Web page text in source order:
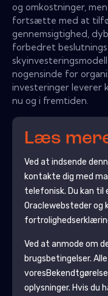
og omkostninger,
fortsætte med at
gennemsigtighed,
forbedret
nogensinde for
investeringer leverer
nu og i fremtiden.
Læs
Ved at indsende
kontakte dig med
telefonisk. Du kan til
Oraclewebsteder og
Ved at anmode om
brugsbetingelser.
vores
oplysninger. Hvis du